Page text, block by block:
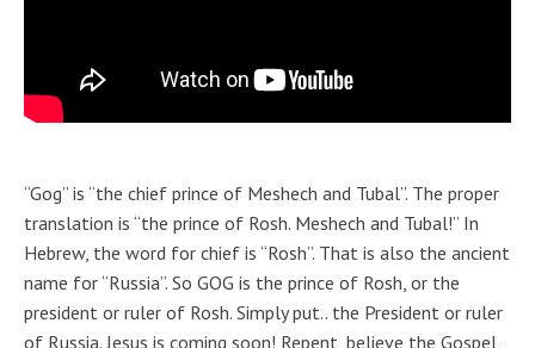
“Gog” is “the chief prince of Meshech and Tubal”. The proper
translation is “the prince of Rosh. Meshech and Tubal!” In
Hebrew, the word for chief is “Rosh”. That is also the ancient
name for “Russia”. So GOG is the prince of Rosh, or the
president or ruler of Rosh. Simply put.. the President or ruler
of Russia. Jesus is coming soon! Repent, believe the Gospel,